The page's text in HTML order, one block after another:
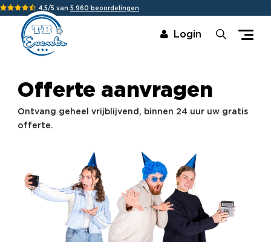
4,5/5 van 5.960 beoordelingen
Login
Offerte aanvragen
Ontvang geheel vrijblijvend, binnen 24 uur uw gratis
offerte.